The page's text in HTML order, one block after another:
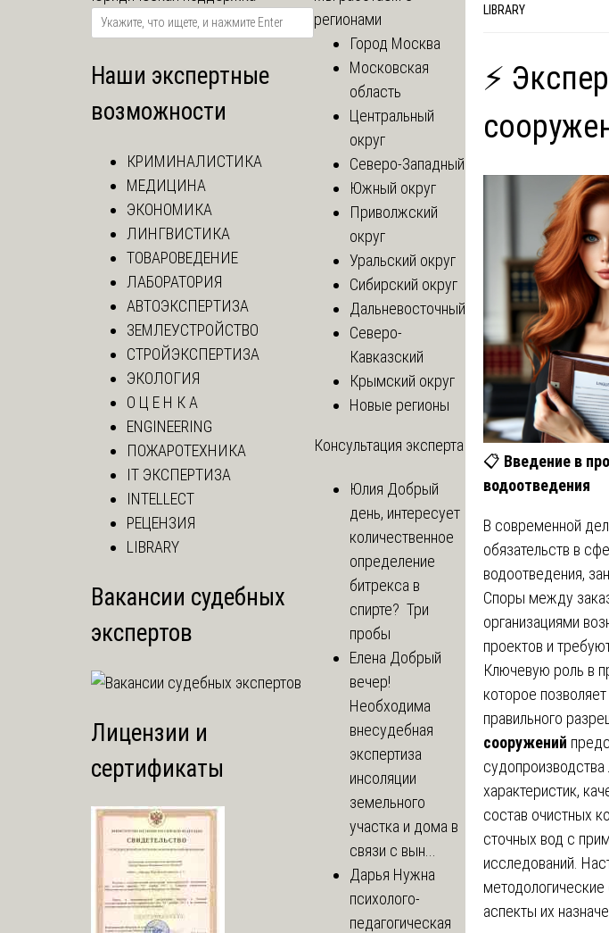
LIBRARY
⚡
📋 Введение в
водоотведения
В современной
обязательств в
водоотведения,
Споры между
организациями
проектов и
Ключевую роль в
которое
правильного
сооружений
характеристик,
состав очистных
сточных вод с
исследований.
аспекты их
Наши экспертные
возможности
КРИМИНАЛИСТИКА
МЕДИЦИНА
ЭКОНОМИКА
ЛИНГВИСТИКА
ТОВАРОВЕДЕНИЕ
ЛАБОРАТОРИЯ
АВТОЭКСПЕРТИЗА
ЗЕМЛЕУСТРОЙСТВО
СТРОЙЭКСПЕРТИЗА
ЭКОЛОГИЯ
О Ц Е Н К А
ENGINEERING
ПОЖАРОТЕХНИКА
IT ЭКСПЕРТИЗА
INTELLECT
РЕЦЕНЗИЯ
LIBRARY
Вакансии судебных
экспертов
Лицензии и
сертификаты
регионами
Город Москва
Московская
область
Центральный
округ
Северо-Западный
Южный округ
Приволжский
округ
Уральский округ
Сибирский округ
Дальневосточный
Северо-
Кавказский
Крымский округ
Новые регионы
Консультация эксперта
Юлия Добрый
день, интересует
количественное
определение
битрекса в
спирте? Три
пробы
Елена Добрый
вечер!
Необходима
внесудебная
экспертиза
инсоляции
земельного
участка и дома в
связи с вын...
Дарья Нужна
психолого-
педагогическая